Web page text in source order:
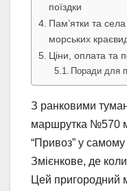
поїздки
Пам’ятки та
морських
Ціни, оплата та
Поради для
З ранковими
маршрутка №570
“Привоз” у
Змієнкове, де
Цей пригородний